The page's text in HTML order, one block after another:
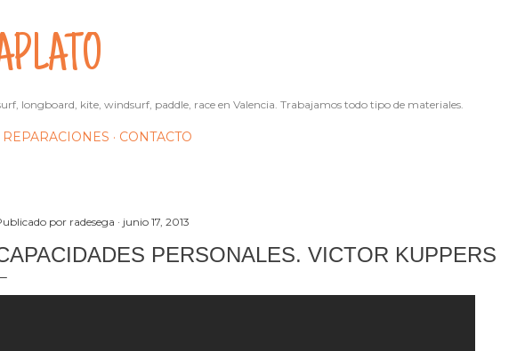
longboard, kite, windsurf, paddle, race en Valencia. Trabajamos todo tipo de materiales.
REPARACIONES CONTACTO
por radesega junio 17, 2013
PERSONALES. VICTOR KUPPERS